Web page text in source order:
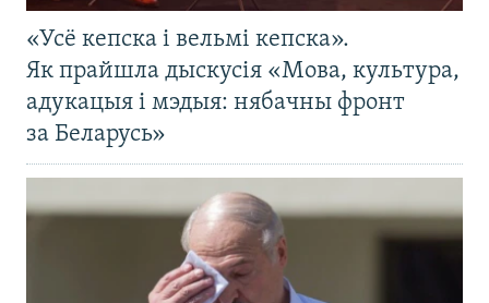
«Усё кепска і вельмі кепска».
Як прайшла дыскусія «Мова, культура,
адукацыя і мэдыя: нябачны фронт
за Беларусь»